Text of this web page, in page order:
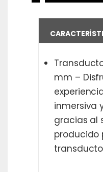
mm –
inmersiva
gracias al
producido